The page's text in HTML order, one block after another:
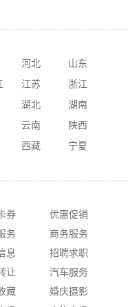
河北
山东
江苏
浙江
湖北
湖南
云南
陕西
西藏
宁夏
券
优惠促销
务
商务服务
息
招聘求职
让
汽车服务
藏
婚庆摄影